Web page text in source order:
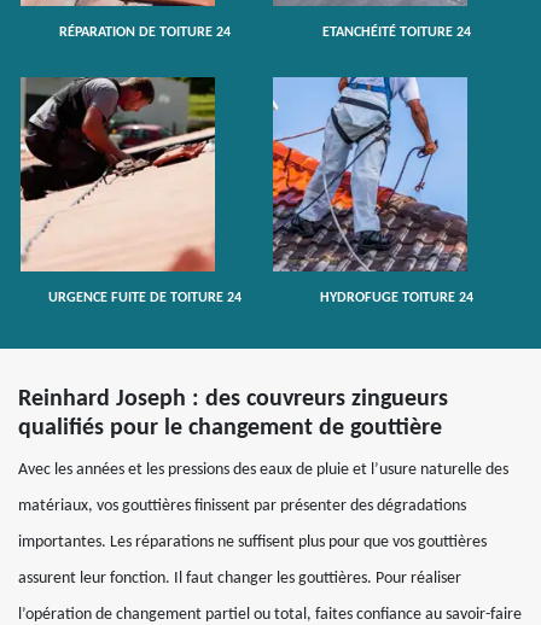
RÉPARATION DE TOITURE 24 ETANCHÉITÉ TOITURE 24
URGENCE FUITE DE TOITURE 24 HYDROFUGE TOITURE 24
Reinhard Joseph : des couvreurs zingueurs
qualifiés pour le changement de gouttière
Avec les années et les pressions des eaux de pluie et l’usure naturelle des
matériaux, vos gouttières finissent par présenter des dégradations
importantes. Les réparations ne suffisent plus pour que vos gouttières
assurent leur fonction. Il faut changer les gouttières. Pour réaliser
l’opération de changement partiel ou total, faites confiance au savoir-faire